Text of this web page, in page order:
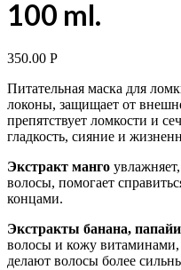
100 ml.
350.00 Р
Питательная маска для
локоны, защищает от
препятствует ломкости и
гладкость, сияние и
Экстракт манго
волосы, помогает
концами.
Экстракты банана,
волосы и кожу
делают волосы более